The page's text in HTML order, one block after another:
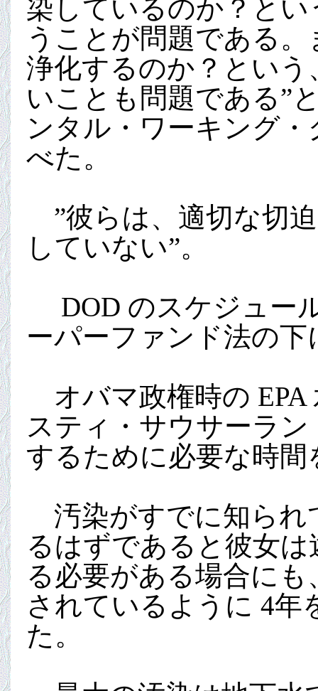
染しているのか？と
うことが問題である
浄化するのか？とい
いことも問題である”
ンタル・ワーキング
べた。
”彼らは、適切な切
していない”。
DOD のスケジュー
ーパーファンド法の
オバマ政権時の EPA
スティ・サウサーラ
するために必要な時
汚染がすでに知られ
るはずであると彼女
る必要がある場合に
されているように 4
た。